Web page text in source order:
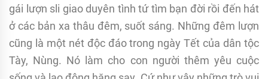
gái lượn sli giao duyên tình tứ tìm bạn đời rồi đến hát
ở các bản xa thâu đêm, suốt sáng. Những đêm lượn
cũng là một nét độc đáo trong ngày Tết của dân tộc
Tày, Nùng. Nó làm cho con người thêm yêu cuộc